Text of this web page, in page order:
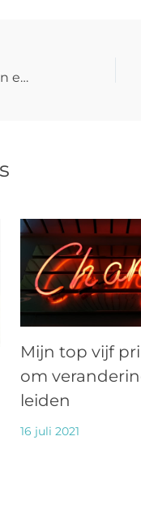
Je projectenfunnel blijven vullen (in een moeilijk jaar)
Mijn top vijf
om
leiden
16 juli 2021